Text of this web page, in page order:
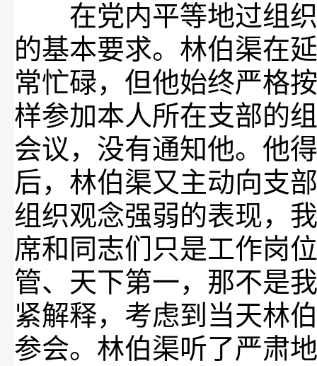
在党内平等地过组织
的基本要求。林伯渠在
常忙碌，但他始终严格
样参加本人所在支部的
会议，没有通知他。他
后，林伯渠又主动向支
组织观念强弱的表现，
席和同志们只是工作岗
管、天下第一，那不是
紧解释，考虑到当天林
参会。林伯渠听了严肃